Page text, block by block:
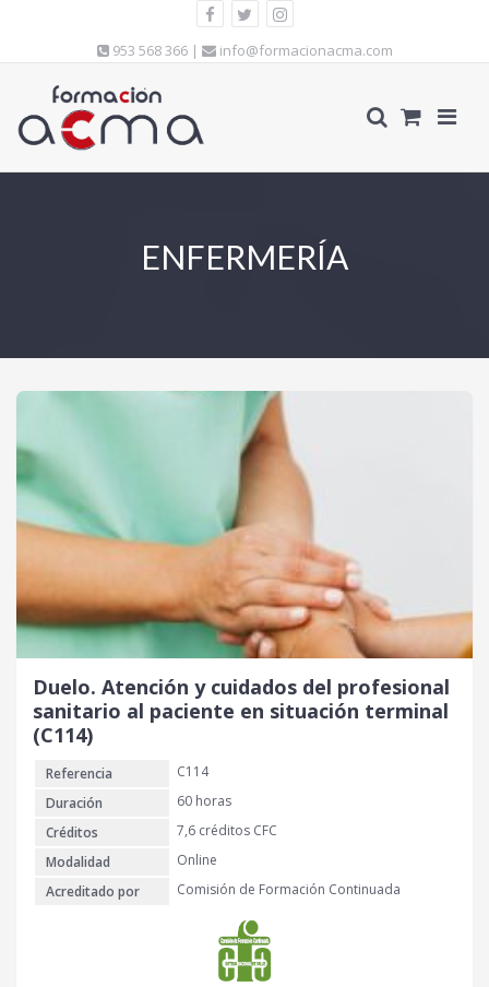
953 568 366 | info@formacionacma.com
ENFERMERÍA
Duelo. Atención y cuidados del profesional
sanitario al paciente en situación terminal
(C114)
Referencia
C114
Duración
60 horas
Créditos
7,6 créditos CFC
Modalidad
Online
Acreditado por
Comisión de Formación Continuada